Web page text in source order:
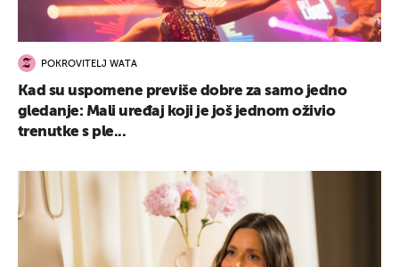
POKROVITELJ WATA
Kad su uspomene previše dobre za samo jedno
gledanje: Mali uređaj koji je još jednom oživio
trenutke s ple...